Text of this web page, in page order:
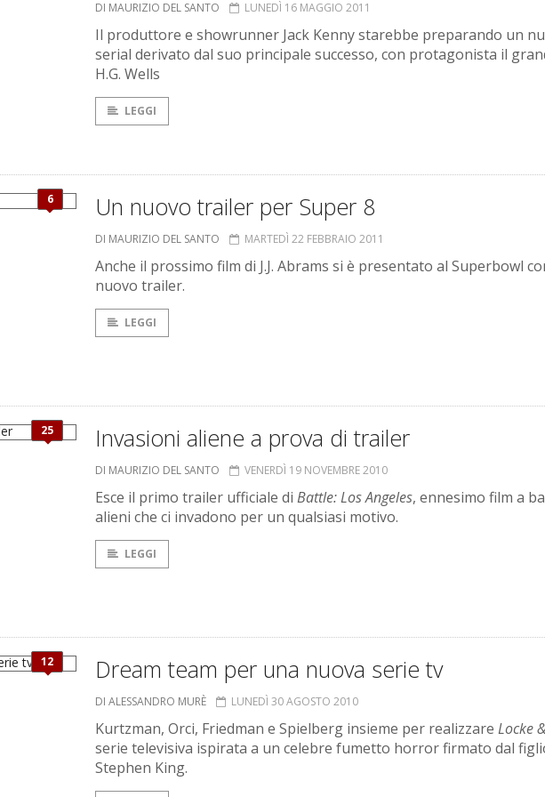
DI MAURIZIO DEL SANTO LUNEDÌ 16 MAGGIO 2011
Il produttore e showrunner Jack Kenny starebbe preparando un
serial derivato dal suo principale successo, con protagonista il
H.G. Wells
LEGGI
6 Un nuovo trailer per Super 8
DI MAURIZIO DEL SANTO MARTEDÌ 22 FEBBRAIO 2011
Anche il prossimo film di J.J. Abrams si è presentato al Superbowl
nuovo trailer.
LEGGI
25 Invasioni aliene a prova di trailer
DI MAURIZIO DEL SANTO VENERDÌ 19 NOVEMBRE 2010
Esce il primo trailer ufficiale di Battle: Los Angeles, ennesimo film a
alieni che ci invadono per un qualsiasi motivo.
LEGGI
12 Dream team per una nuova serie tv
DI ALESSANDRO MURÈ LUNEDÌ 30 AGOSTO 2010
Kurtzman, Orci, Friedman e Spielberg insieme per realizzare Locke
serie televisiva ispirata a un celebre fumetto horror firmato dal
Stephen King.